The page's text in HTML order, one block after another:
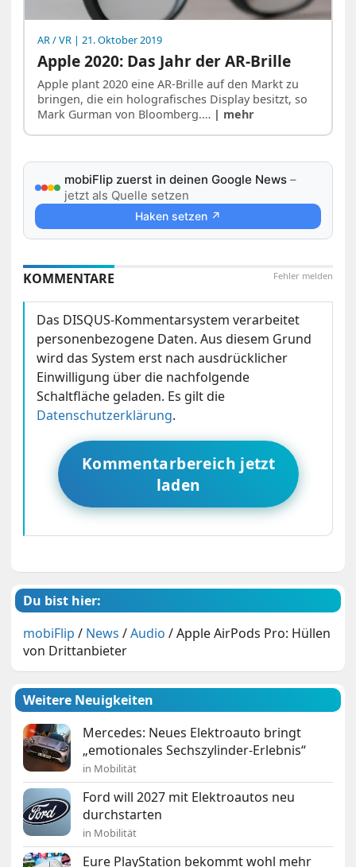
AR / VR | 21. Oktober 2019
Apple 2020: Das Jahr der AR-Brille
Apple plant 2020 eine AR-Brille auf den Markt zu
bringen, die ein holografisches Display besitzt, so
Mark Gurman von Bloomberg.… | mehr
mobiFlip zuerst in deinen Google News –
jetzt als Quelle setzen
Haken setzen ↗
Fehler melden
KOMMENTARE
Das DISQUS-Kommentarsystem verarbeitet
personenbezogene Daten. Aus diesem Grund
wird das System erst nach ausdrücklicher
Einwilligung über die nachfolgende
Schaltfläche geladen. Es gilt die
Datenschutzerklärung.
Kommentarbereich jetzt
laden
Du bist hier:
mobiFlip / News /Audio /Apple AirPods Pro: Hüllen
von Drittanbieter
Weitere Neuigkeiten
Mercedes: Neues Elektroauto bringt
„emotionales Sechszylinder-Erlebnis“
in Mobilität
Ford will 2027 mit Elektroautos neu
durchstarten
in Mobilität
Eure PlayStation bekommt wohl mehr